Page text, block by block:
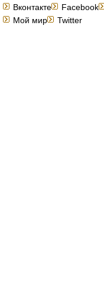
Вконтакте
Facebook
Мой мир
Twitter